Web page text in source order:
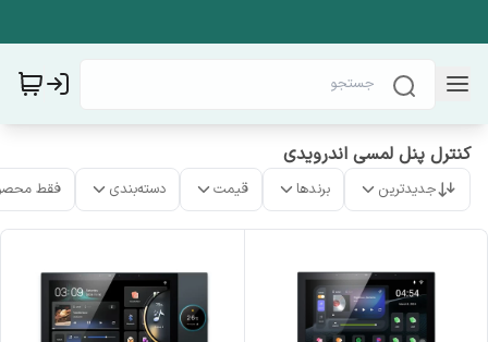
کنترل پنل لمسی اندرویدی
جدیدترین برندها قیمت دسته‌بندی فقط